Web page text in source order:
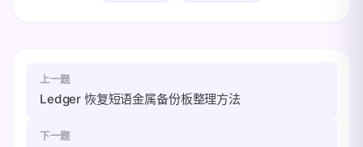
上一题
Ledger 恢复短语金属备份板整理方法
下一题